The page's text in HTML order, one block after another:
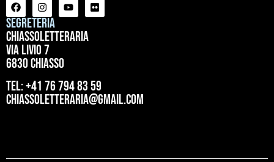
Segreteria
ChiassoLetteraria
Via Livio 7
6830 Chiasso
tel: +41 76 794 83 59
chiassoletteraria@gmail.com